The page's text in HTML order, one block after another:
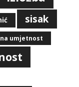
sisak
umjetnost